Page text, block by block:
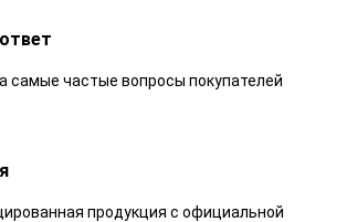
самые частые вопросы покупателей
продукция с официальной